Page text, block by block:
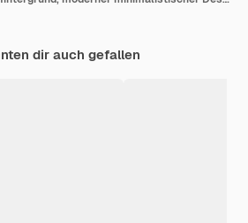
dir auch gefallen